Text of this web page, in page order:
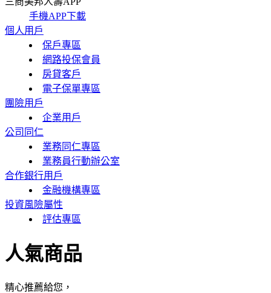
手機APP下載
個人用戶
保戶專區
網路投保會員
房貸客戶
電子保單專區
團險用戶
企業用戶
公司同仁
業務同仁專區
業務員行動辦公室
合作銀行用戶
金融機構專區
投資風險屬性
評估專區
人氣商品
精心推薦給您，